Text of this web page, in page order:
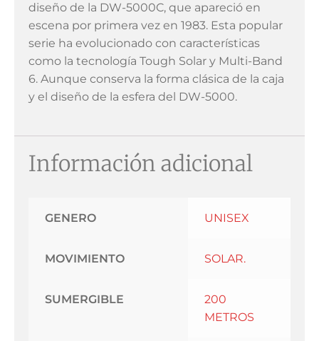
diseño de la DW-5000C, que apareció en
escena por primera vez en 1983. Esta popular
serie ha evolucionado con características
como la tecnología Tough Solar y Multi-Band
6. Aunque conserva la forma clásica de la caja
y el diseño de la esfera del DW-5000.
Información adicional
GENERO UNISEX
MOVIMIENTO SOLAR.
SUMERGIBLE
200
METROS